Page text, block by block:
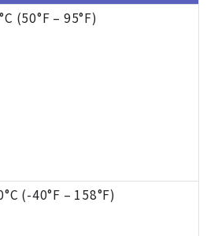
(50°F – 95°F)
(-40°F – 158°F)